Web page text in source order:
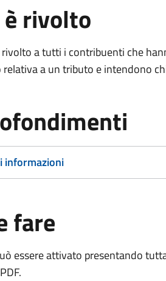
rivolto
rivolto a tutti i contribuenti che
relativa a un tributo e intendono
informazioni
fare
essere attivato presentando